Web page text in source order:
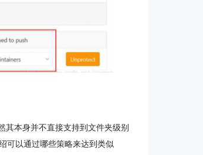
其本身并不直接支持到文件夹级别
可以通过哪些策略来达到类似